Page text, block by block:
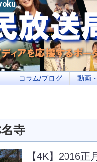
メディアを応援するポータルサ
コラム/ブログ 動画
寺
【4K】2016正